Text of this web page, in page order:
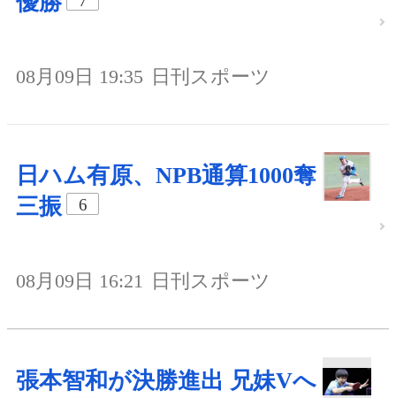
08月09日 19:35 日刊スポーツ
日ハム有原、NPB通算1000奪
三振
6
08月09日 16:21 日刊スポーツ
張本智和が決勝進出 兄妹Vへ